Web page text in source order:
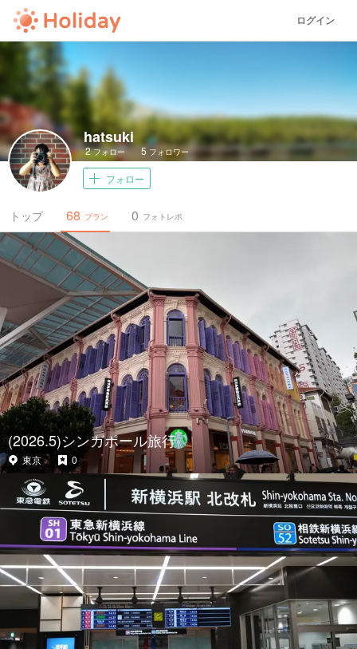
ログイン
hatsuki
2フォロー 5 フォロワー
フォロー
トップ プラン
68 フォトレポ
0
(2026.5)シンガポール旅行
東京 0